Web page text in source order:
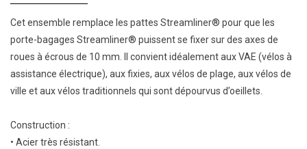
Cet ensemble remplace les pattes Streamliner® pour que les
porte-bagages Streamliner® puissent se fixer sur des axes de
roues à écrous de 10 mm. Il convient idéalement aux VAE (vélos à
assistance électrique), aux fixies, aux vélos de plage, aux vélos de
ville et aux vélos traditionnels qui sont dépourvus d’oeillets.
Construction :
• Acier très résistant.